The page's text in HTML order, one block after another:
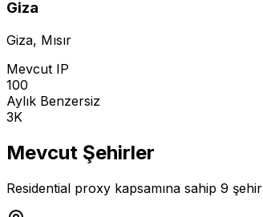
Giza
Giza, Mısır
Mevcut IP
100
Aylık Benzersiz
3K
Mevcut Şehirler
Residential proxy kapsamına sahip 9 şehir